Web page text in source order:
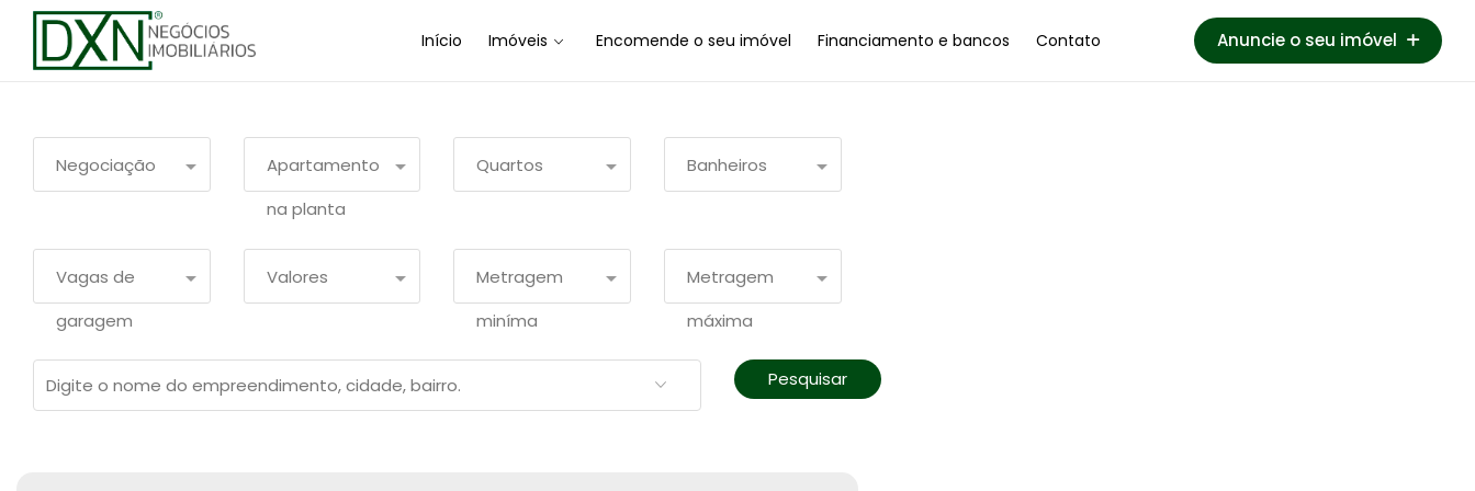
Início Imóveis Encomende o seu imóvel Financiamento e bancos Contato Anuncie o seu imóvel
Negociação
Apartamento
na planta
Quartos Banheiros
Vagas de
garagem
Valores
Metragem
miníma
Metragem
máxima
Pesquisar